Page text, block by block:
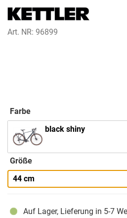
Art. NR: 96899
Farbe
black shiny
Größe
44 cm
Auf Lager, Lieferung in 5-7